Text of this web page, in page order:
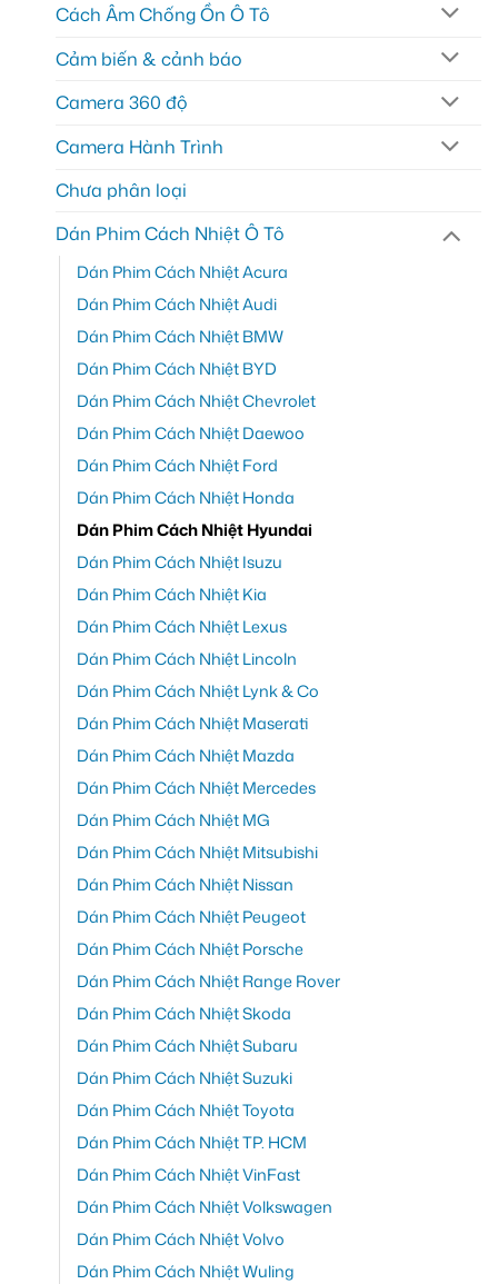
Cách Âm Chống Ồn Ô Tô
Cảm biến & cảnh báo
Camera 360 độ
Camera Hành Trình
Chưa phân loại
Dán Phim Cách Nhiệt Ô Tô
Dán Phim Cách Nhiệt Acura
Dán Phim Cách Nhiệt Audi
Dán Phim Cách Nhiệt BMW
Dán Phim Cách Nhiệt BYD
Dán Phim Cách Nhiệt Chevrolet
Dán Phim Cách Nhiệt Daewoo
Dán Phim Cách Nhiệt Ford
Dán Phim Cách Nhiệt Honda
Dán Phim Cách Nhiệt Hyundai
Dán Phim Cách Nhiệt Isuzu
Dán Phim Cách Nhiệt Kia
Dán Phim Cách Nhiệt Lexus
Dán Phim Cách Nhiệt Lincoln
Dán Phim Cách Nhiệt Lynk & Co
Dán Phim Cách Nhiệt Maserati
Dán Phim Cách Nhiệt Mazda
Dán Phim Cách Nhiệt Mercedes
Dán Phim Cách Nhiệt MG
Dán Phim Cách Nhiệt Mitsubishi
Dán Phim Cách Nhiệt Nissan
Dán Phim Cách Nhiệt Peugeot
Dán Phim Cách Nhiệt Porsche
Dán Phim Cách Nhiệt Range Rover
Dán Phim Cách Nhiệt Skoda
Dán Phim Cách Nhiệt Subaru
Dán Phim Cách Nhiệt Suzuki
Dán Phim Cách Nhiệt Toyota
Dán Phim Cách Nhiệt TP. HCM
Dán Phim Cách Nhiệt VinFast
Dán Phim Cách Nhiệt Volkswagen
Dán Phim Cách Nhiệt Volvo
Dán Phim Cách Nhiệt Wuling